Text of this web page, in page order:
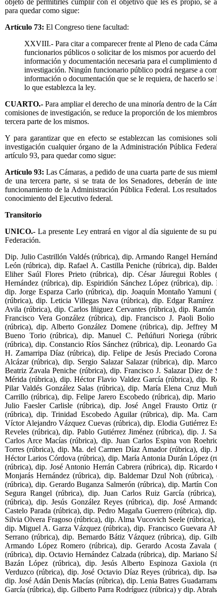
objeto de permitirles cumplir con el objetivo que les es propio, se
para quedar como sigue:
Artículo 73: El Congreso tiene facultad:
XXVIII.- Para citar a comparecer frente al Pleno de cada
funcionarios públicos o solicitar de los mismos por acuerdo
información y documentación necesaria para el cumplimiento
investigación. Ningún funcionario público podrá negarse a
información o documentación que se le requiera, de hacerlo
lo que establezca la ley.
CUARTO.- Para ampliar el derecho de una minoría dentro de la
comisiones de investigación, se reduce la proporción de los
tercera parte de los mismos.
Y para garantizar que en efecto se establezcan las comisiones
investigación cualquier órgano de la Administración Pública
artículo 93, para quedar como sigue:
Artículo 93: Las Cámaras, a pedido de una cuarta parte de sus
de una tercera parte, si se trata de los Senadores, deberán de
funcionamiento de la Administración Pública Federal. Los
conocimiento del Ejecutivo federal.
Transitorio
UNICO.- La presente Ley entrará en vigor al día siguiente de su
Federación.
Dip. Julio Castrillón Valdés (rúbrica), dip. Armando Rangel
León (rúbrica), dip. Rafael A. Castilla Peniche (rúbrica), dip.
Eliher Saúl Flores Prieto (rúbrica), dip. César Jáuregui
Hernández (rúbrica), dip. Espiridión Sánchez López (rúbrica),
dip. Jorge Esparza Carlo (rúbrica), dip. Joaquín Montaño Yamuni
(rúbrica), dip. Leticia Villegas Nava (rúbrica), dip. Edgar
Avila (rúbrica), dip. Carlos Iñiguez Cervantes (rúbrica), dip.
Francisco Vera González (rúbrica), dip. Francisco J. Paoli
(rúbrica), dip. Alberto González Domene (rúbrica), dip. Jeffrey
Bueno Torio (rúbrica), dip. Manuel C. Peñúñuri Noriega
(rúbrica), dip. Constancio Ríos Sánchez (rúbrica), dip. Leonardo
H. Zamarripa Díaz (rúbrica), dip. Felipe de Jesús Preciado
Alcázar (rúbrica), dip. Sergio Salazar Salazar (rúbrica), dip.
Beatriz Zavala Peniche (rúbrica), dip. Francisco J. Salazar Diez de
Mérida (rúbrica), dip. Héctor Flavio Valdez García (rúbrica), dip.
Pilar Valdés González Salas (rúbrica), dip. María Elena Cruz
Carrillo (rúbrica), dip. Felipe Jarero Escobedo (rúbrica), dip.
Julio Faesler Carlisle (rúbrica), dip. José Angel Frausto Ortiz
(rúbrica), dip. Trinidad Escobedo Aguilar (rúbrica), dip. Ma.
Víctor Alejandro Vázquez Cuevas (rúbrica), dip. Elodia Gutiérrez
Reveles (rúbrica), dip. Pablo Gutiérrez Jiménez (rúbrica), dip. J.
Carlos Arce Macías (rúbrica), dip. Juan Carlos Espina von
Torres (rúbrica), dip. Ma. del Carmen Díaz Amador (rúbrica), dip.
Héctor Larios Córdova (rúbrica), dip. María Antonia Durán López
(rúbrica), dip. José Antonio Herrán Cabrera (rúbrica), dip.
Monjarás Hernández (rúbrica), dip. Baldemar Dzul Noh (rúbrica),
(rúbrica), dip. Gerardo Buganza Salmerón (rúbrica), dip. Martín
Segura Rangel (rúbrica), dip. Juan Carlos Ruiz García
(rúbrica), dip. Jesús González Reyes (rúbrica), dip. José
Castelo Parada (rúbrica), dip. Pedro Magaña Guerrero (rúbrica),
Silvia Olvera Fragoso (rúbrica), dip. Alma Vucovich Seele
dip. Miguel A. Garza Vázquez (rúbrica), dip. Francisco Guevara
Serrano (rúbrica), dip. Bernardo Bátiz Vázquez (rúbrica), dip.
Armando López Romero (rúbrica), dip. Gerardo Acosta Zavala
(rúbrica), dip. Octavio Hernández Calzada (rúbrica), dip. Mariano
Bazán López (rúbrica), dip. Jesús Alberto Espinoza Gaxiola
Verduzco (rúbrica), dip. José Octavio Díaz Reyes (rúbrica), dip.
dip. José Adán Denis Macías (rúbrica), dip. Lenia Batres
García (rúbrica), dip. Gilberto Parra Rodríguez (rúbrica) y dip.